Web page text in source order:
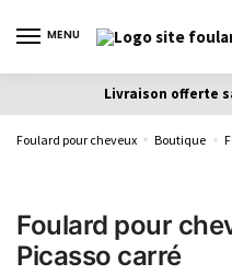
MENU
Livraison offerte
Foulard pour cheveux » Boutique »
Foulard pour
Picasso carré